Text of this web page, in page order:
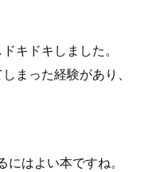
キドキしました。
まった経験があり、
はよい本ですね。